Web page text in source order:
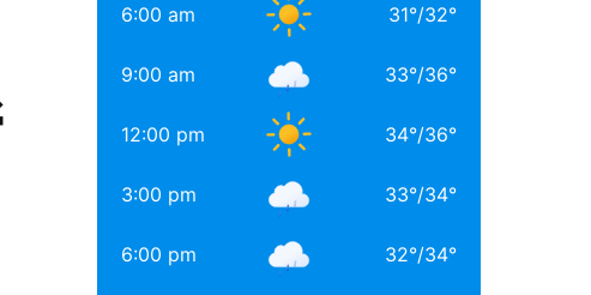
6:00 am 31°/32°
9:00 am 33°/36°
12:00 pm 34°/36°
3:00 pm 33°/34°
6:00 pm 32°/34°